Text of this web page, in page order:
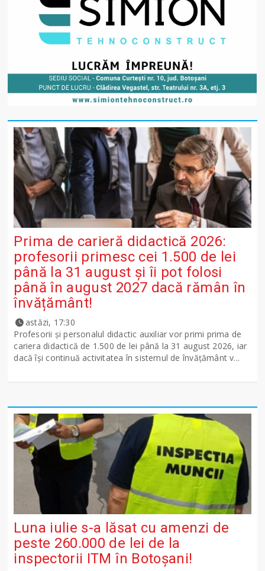
Prima de carieră didactică 2026:
profesorii primesc cei 1.500 de lei
până la 31 august și îi pot folosi
până în august 2027 dacă rămân în
învățământ!
astăzi, 17:30
Profesorii și personalul didactic auxiliar vor primi prima de
cariera didactică de 1.500 de lei până la 31 august 2026, iar
dacă își continuă activitatea în sistemul de învățământ v...
Luna iulie s-a lăsat cu amenzi de
peste 260.000 de lei de la
inspectorii ITM în Botoșani!